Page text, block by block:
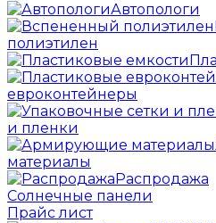
Автопологи
полиэтилен
евроконтейнеры
и пленки
материалы
Распродажа
Солнечные панели
Прайс лист